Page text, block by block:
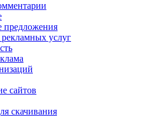
предложения
услуг
сайтов
скачивания